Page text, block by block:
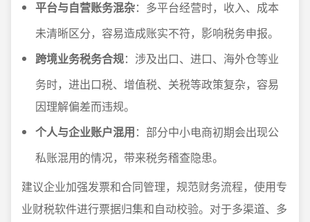
平台与自营账务混杂：多平台经营时，收入、成本
未清晰区分，容易造成账实不符，影响税务申报。
跨境业务税务合规：涉及出口、进口、海外仓等业
务时，进出口税、增值税、关税等政策复杂，容易
因理解偏差而违规。
个人与企业账户混用：部分中小电商初期会出现公
私账混用的情况，带来税务稽查隐患。
建议企业加强发票和合同管理，规范财务流程，使用专
业财税软件进行票据归集和自动校验。对于多渠道、多